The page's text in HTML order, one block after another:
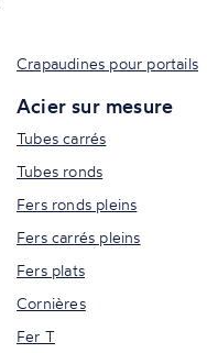
Crapaudines pour portails
Acier sur mesure
Tubes carrés
Tubes ronds
Fers ronds pleins
Fers carrés pleins
Fers plats
Cornières
Fer T